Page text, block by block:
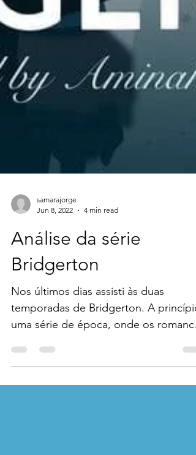
Jun 8, 2022
4 min read
Análise da série
Bridgerton
Nos últimos dias assisti às duas
temporadas de Bridgerton. A
uma série de época, onde os
seriam o ponto central....